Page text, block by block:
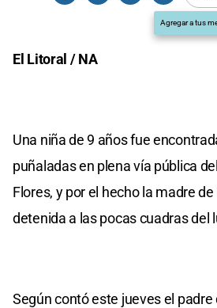
Agregar a tus
El Litoral / NA
Una niña de 9 años fue
puñaladas en plena vía pública
Flores, y por el hecho la madre
detenida a las pocas cuadras del
Según contó este jueves el padre